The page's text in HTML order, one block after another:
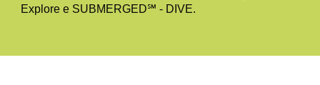
Explore е SUBMERGED℠ - DIVE.